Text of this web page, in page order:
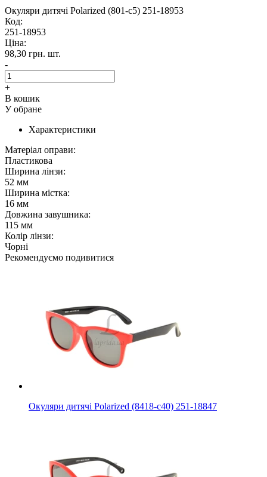
Окуляри дитячі Polarized (801-с5) 251-18953
Код:
251-18953
Ціна:
98,30 грн. шт.
-
+
В кошик
У обране
Характеристики
Матеріал оправи:
Пластикова
Ширина лінзи:
52 мм
Ширина містка:
16 мм
Довжина завушника:
115 мм
Колір лінзи:
Чорні
Рекомендуємо подивитися
Окуляри дитячі Polarized (8418-с40) 251-18847